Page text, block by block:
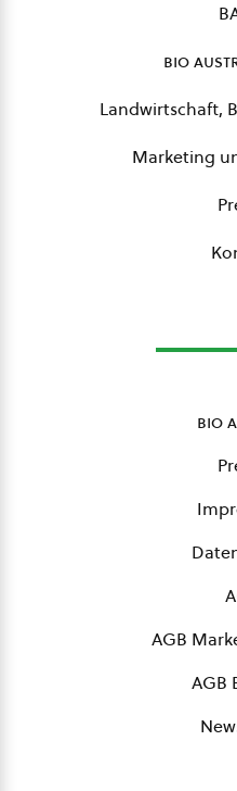
bio
Landwirtschaft,
Marketing
bio
AGB
AGB